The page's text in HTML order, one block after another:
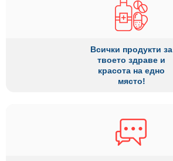
Всички продукти за
твоето здраве и
красота на едно
място!